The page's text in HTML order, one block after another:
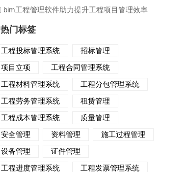
bim工程管理软件助力提升工程项目管理效率
热门标签
工程投标管理系统
招标管理
项目立项
工程合同管理系统
工程材料管理系统
工程分包管理系统
工程劳务管理系统
租赁管理
工程成本管理系统
质量管理
安全管理
资料管理
施工过程管理
设备管理
证件管理
工程进度管理系统
工程发票管理系统